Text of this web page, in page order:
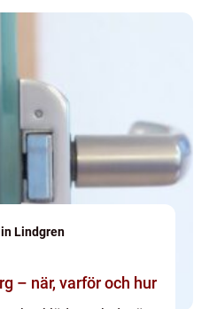
Lindgren
– när, varför och hur